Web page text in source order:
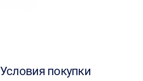
Условия покупки